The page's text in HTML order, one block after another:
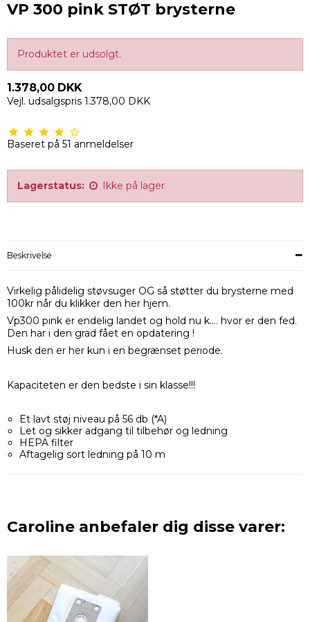
VP 300 pink STØT brysterne
Produktet er udsolgt.
1.378,00 DKK
Vejl. udsalgspris 1.378,00 DKK
Baseret på 51 anmeldelser
Lagerstatus: Ikke på lager
Beskrivelse
Virkelig pålidelig støvsuger OG så støtter du brysterne med
100kr når du klikker den her hjem.
Vp300 pink er endelig landet og hold nu k.... hvor er den fed.
Den har i den grad fået en opdatering !
Husk den er her kun i en begrænset periode.
Kapaciteten er den bedste i sin klasse!!!
Et lavt støj niveau på 56 db (*A)
Let og sikker adgang til tilbehør og ledning
HEPA filter
Aftagelig sort ledning på 10 m
Caroline anbefaler dig disse varer: